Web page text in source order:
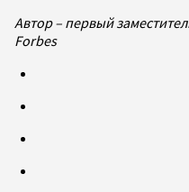
Автор – первый
Forbes